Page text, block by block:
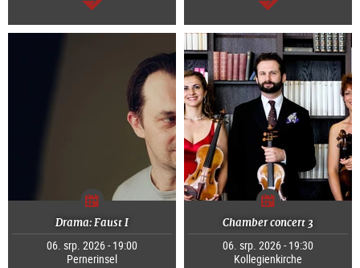
continue continue
Drama: Faust I
06. srp. 2026 - 19:00
Pernerinsel
Chamber concert 3
06. srp. 2026 - 19:30
Kollegienkirche